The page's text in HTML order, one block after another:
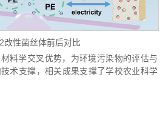
改性菌丝体前后对比
料学交叉优势，为环境污染物的评估与
术支撑，相关成果支撑了学校农业科学